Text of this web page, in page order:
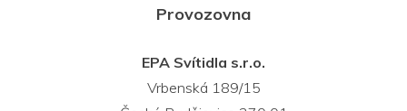
Provozovna
EPA Svítidla s.r.o.
Vrbenská 189/15